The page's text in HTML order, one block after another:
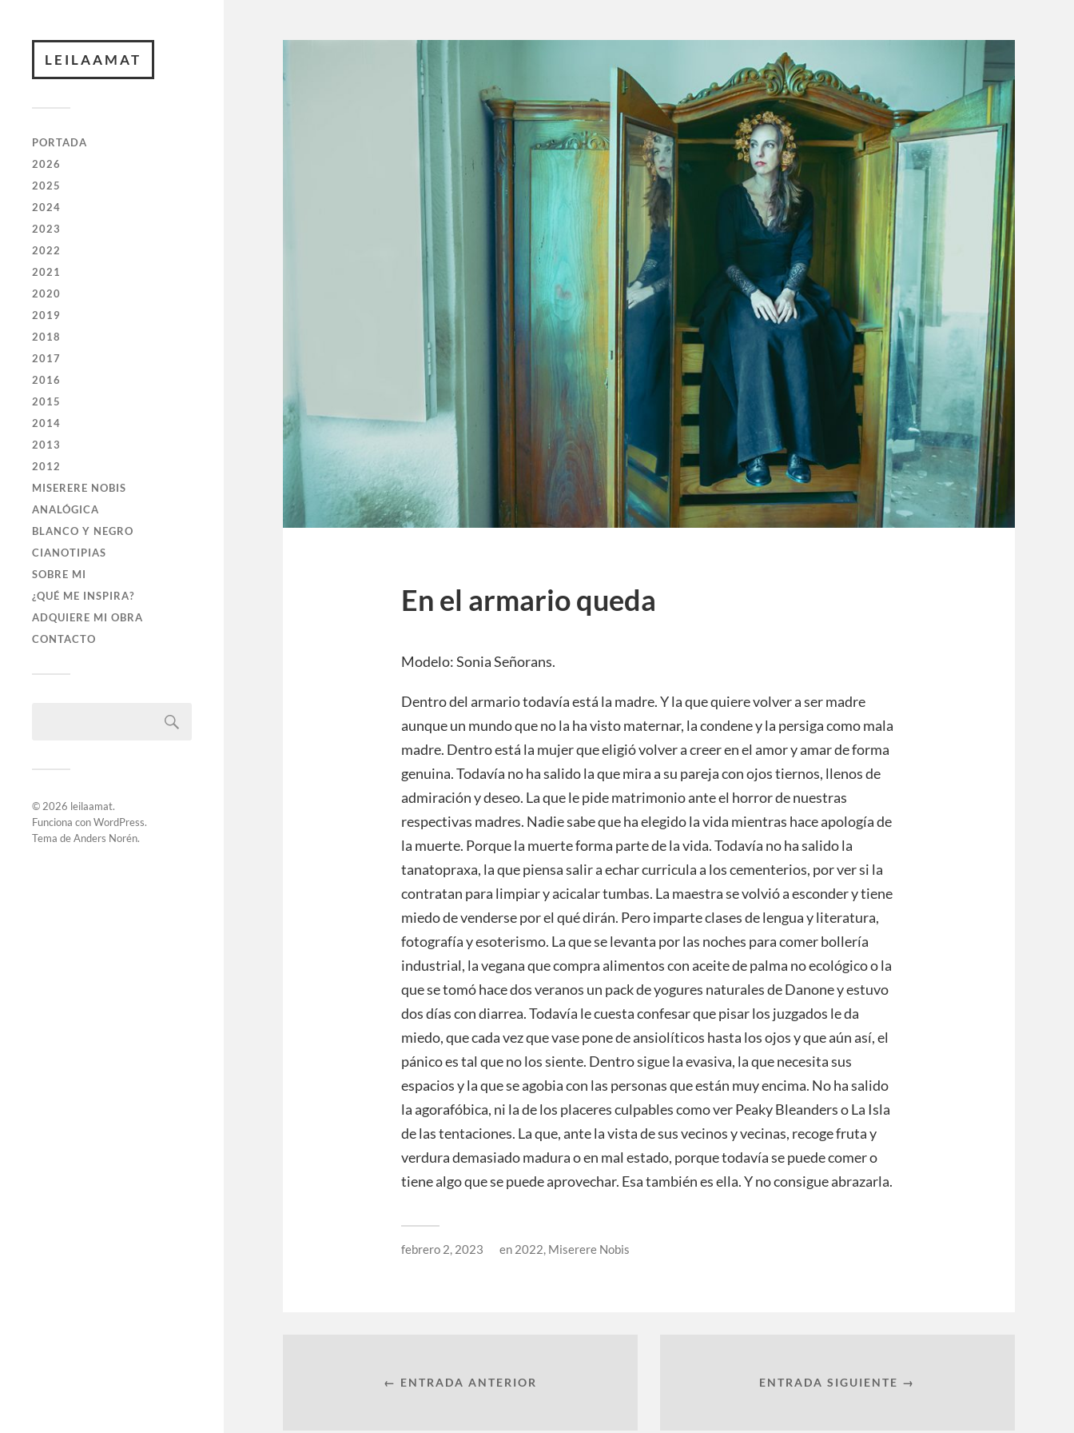
LEILAAMAT
PORTADA
2026
2025
2024
2023
2022
2021
2020
2019
2018
2017
2016
2015
2014
2013
2012
MISERERE NOBIS
ANALÓGICA
BLANCO Y NEGRO
CIANOTIPIAS
SOBRE MI
¿QUÉ ME INSPIRA?
ADQUIERE MI OBRA
CONTACTO
© 2026 leilaamat.
Funciona conWordPress.
Tema deAnders Norén.
En el armario queda
Modelo: Sonia Señorans.
Dentro del armario todavía está la madre. Y la que quiere volver a ser madre
aunque un mundo que no la ha visto maternar, la condene y la persiga como mala
madre. Dentro está la mujer que eligió volver a creer en el amor y amar de forma
genuina. Todavía no ha salido la que mira a su pareja con ojos tiernos, llenos de
admiración y deseo. La que le pide matrimonio ante el horror de nuestras
respectivas madres. Nadie sabe que ha elegido la vida mientras hace apología de
la muerte. Porque la muerte forma parte de la vida. Todavía no ha salido la
tanatopraxa, la que piensa salir a echar curricula a los cementerios, por ver si la
contratan para limpiar y acicalar tumbas. La maestra se volvió a esconder y tiene
miedo de venderse por el qué dirán. Pero imparte clases de lengua y literatura,
fotografía y esoterismo. La que se levanta por las noches para comer bollería
industrial, la vegana que compra alimentos con aceite de palma no ecológico o la
que se tomó hace dos veranos un pack de yogures naturales de Danone y estuvo
dos días con diarrea. Todavía le cuesta confesar que pisar los juzgados le da
miedo, que cada vez que vase pone de ansiolíticos hasta los ojos y que aún así, el
pánico es tal que no los siente. Dentro sigue la evasiva, la que necesita sus
espacios y la que se agobia con las personas que están muy encima. No ha salido
la agorafóbica, ni la de los placeres culpables como ver Peaky Bleanders o La Isla
de las tentaciones. La que, ante la vista de sus vecinos y vecinas, recoge fruta y
verdura demasiado madura o en mal estado, porque todavía se puede comer o
tiene algo que se puede aprovechar. Esa también es ella. Y no consigue abrazarla.
febrero 2, 2023 en 2022, Miserere Nobis
← ENTRADA ANTERIOR ENTRADA SIGUIENTE →